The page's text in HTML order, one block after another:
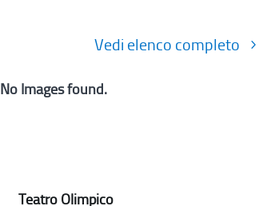
Vedi elenco completo
No Images found.
Teatro Olimpico